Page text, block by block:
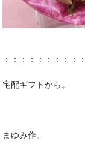
：：：：：：：：：
宅配ギフトから。
まゆみ作。